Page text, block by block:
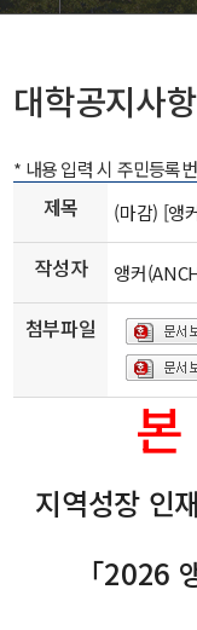
대학공지사항
* 내용 입력 시 주민등록
제목 (마감) [앵
작성자 앵커
첨부파일
지역성장 인
「2026